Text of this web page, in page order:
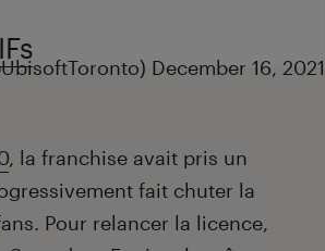
December 16, 2021
, la franchise avait pris un
fait chuter la
Pour relancer la licence,